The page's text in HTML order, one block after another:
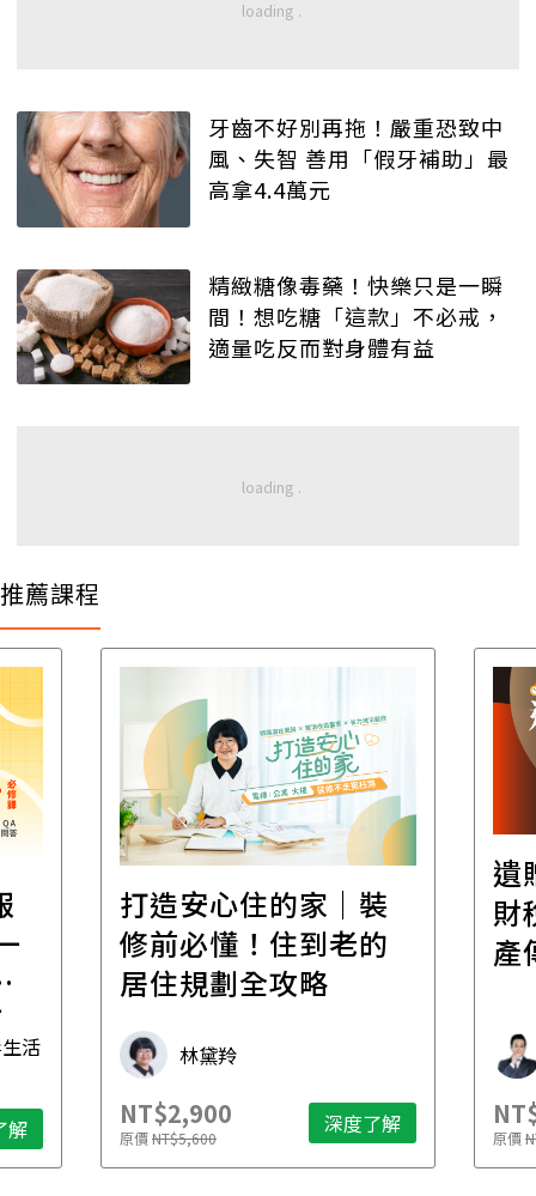
牙齒不好別再拖！嚴重恐致中
風、失智 善用「假牙補助」最
高拿4.4萬元
精緻糖像毒藥！快樂只是一瞬
間！想吃糖「這款」不必戒，
適量吃反而對身體有益
推薦課程
活
解
打造安心住的家｜裝
修前必懂！住到老的
居住規劃全攻略
林黛羚
NT$2,900
原價NT$5,600 深度了解
遺
財
產
原價